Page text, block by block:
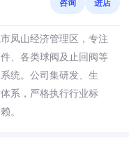
咨询 进店
凤山经济管理区，专注
、各类球阀及止回阀等
统。公司集研发、生
系，严格执行行业标
。